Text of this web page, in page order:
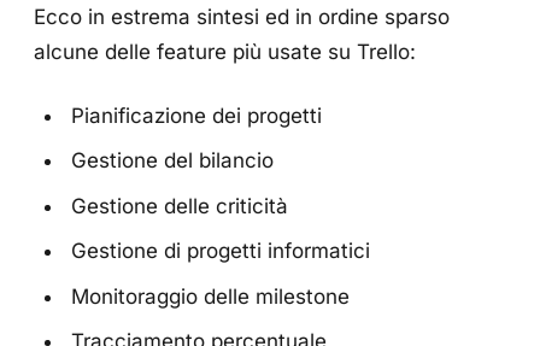
Ecco in estrema sintesi ed in ordine sparso
alcune delle feature più usate su Trello:
Pianificazione dei progetti
Gestione del bilancio
Gestione delle criticità
Gestione di progetti informatici
Monitoraggio delle milestone